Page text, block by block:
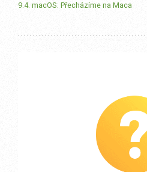
9.4. macOS: Přecházíme na Maca